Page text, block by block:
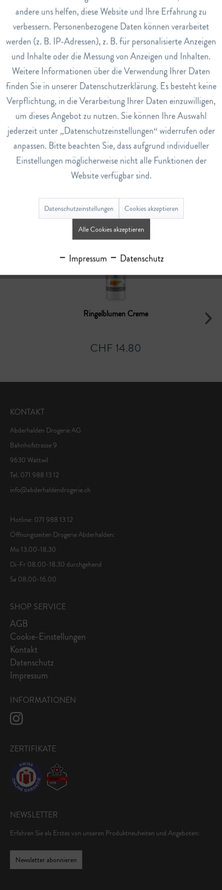
Bei Bedarf mehrmals täglich sanft auf die betroffenen
Stellen auftragen.
Art.Nr.
1628290
EAN
7640104630036
Lagerbestand
4
Bewertungen 0
Bewertungen lesen, schreiben und diskutieren...
Ähnliche Artikel
Ringelblumen Creme
CHF 14.80
KONTAKT
Abderhalden Drogerie AG
Bahnhofstrasse 9
9630 Wattwil
Tel. 071 988 13 12
info@abderhaldendrogerie.ch
Hotline: 071 988 13 12
Öffnungszeiten Drogerie Abderhalden:
Mo 13.00-18.30
Di-Fr 08.00-18.30 durchgehend
Sa 08.00-16.00
SHOP SERVICE
AGB
Cookie-Einstellungen
Kontakt
Datenschutz
Impressum
INFORMATIONEN
ZERTIFIKATE
NEWSLETTER
Erfahren Sie als Erstes von unseren Produktneuheiten und Angeboten:
Newsletter abonnieren
Marketing Inaktiv
Tracking Inaktiv
Service Inaktiv
andere uns helfen, diese Website und Ihre Erfahrung zu
verbessern. Personenbezogene Daten können verarbeitet
werden (z. B. IP-Adressen), z. B. für personalisierte Anzeigen
und Inhalte oder die Messung von Anzeigen und Inhalten.
Weitere Informationen über die Verwendung Ihrer Daten
finden Sie in unserer Datenschutzerklärung. Es besteht keine
Verpflichtung, in die Verarbeitung Ihrer Daten einzuwilligen,
um dieses Angebot zu nutzen. Sie können Ihre Auswahl
jederzeit unter „Datenschutzeinstellungen“ widerrufen oder
anpassen. Bitte beachten Sie, dass aufgrund individueller
Einstellungen möglicherweise nicht alle Funktionen der
Website verfügbar sind.
Datenschutzeinstellungen Cookies akzeptieren
Alle Cookies akzeptieren
Impressum Datenschutz